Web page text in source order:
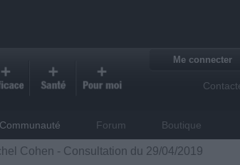
Me connecter
Communauté Forum Boutique
Cohen - Consultation du 29/04/2019